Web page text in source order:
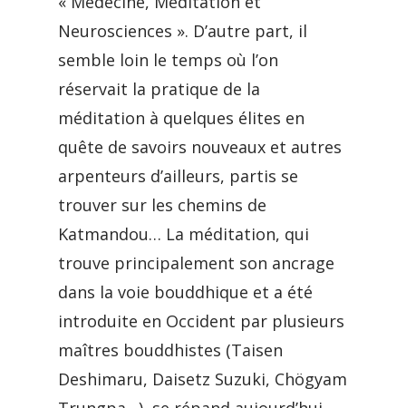
Neurosciences ». D’autre part, il
semble loin le temps où l’on
réservait la pratique de la
méditation à quelques élites en
quête de savoirs nouveaux et autres
arpenteurs d’ailleurs, partis se
trouver sur les chemins de
Katmandou… La méditation, qui
trouve principalement son ancrage
dans la voie bouddhique et a été
introduite en Occident par plusieurs
maîtres bouddhistes (Taisen
Deshimaru, Daisetz Suzuki, Chögyam